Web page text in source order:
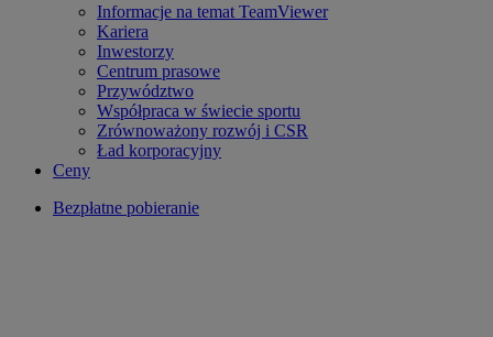
Informacje na temat TeamViewer
Kariera
Inwestorzy
Centrum prasowe
Przywództwo
Współpraca w świecie sportu
Zrównoważony rozwój i CSR
Ład korporacyjny
Ceny
Bezpłatne pobieranie